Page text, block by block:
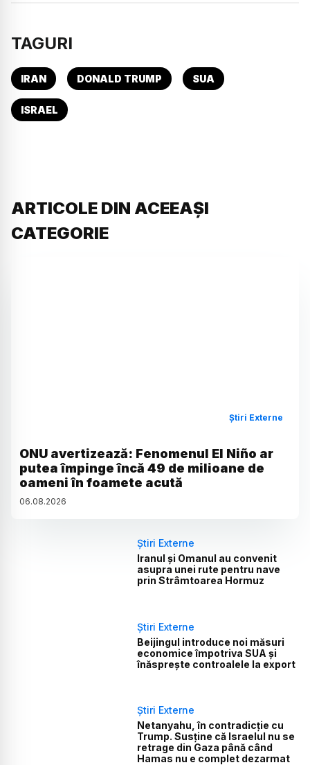
TAGURI
IRAN DONALD TRUMP SUA
ISRAEL
ARTICOLE DIN ACEEAȘI
CATEGORIE
Știri Externe
ONU avertizează: Fenomenul El Niño ar
putea împinge încă 49 de milioane de
oameni în foamete acută
06.08.2026
Știri Externe
Iranul și Omanul au convenit
asupra unei rute pentru nave
prin Strâmtoarea Hormuz
Știri Externe
Beijingul introduce noi măsuri
economice împotriva SUA și
înăsprește controalele la export
Știri Externe
Netanyahu, în contradicție cu
Trump. Susține că Israelul nu se
retrage din Gaza până când
Hamas nu e complet dezarmat